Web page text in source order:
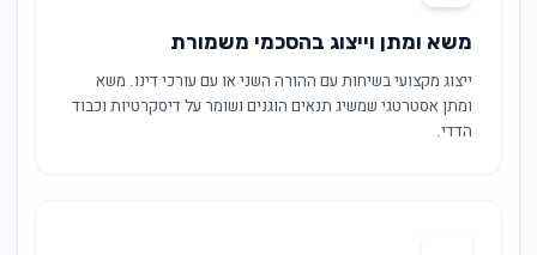
משא ומתן וייצוג בהסכמי משמורת
ייצוג מקצועי בשיחות עם ההורה השני או עם עורכי דינו. משא
ומתן אסטרטגי שמשיג תנאים הוגנים ושומר על דיסקרטיות וכבוד
הדדי.